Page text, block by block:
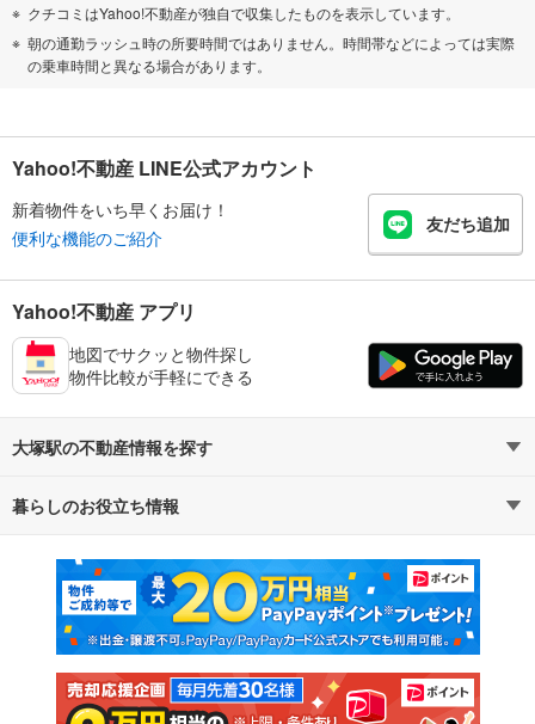
クチコミはYahoo!不動産が独自で収集したものを表示しています。
朝の通勤ラッシュ時の所要時間ではありません。時間帯などによっては実際
の乗車時間と異なる場合があります。
Yahoo!不動産 LINE公式アカウント
新着物件をいち早くお届け！
便利な機能のご紹介
友だち追加
Yahoo!不動産 アプリ
地図でサクッと物件探し
物件比較が手軽にできる
大塚駅の不動産情報を探す
不動産・住宅
新築マンション 中古マンション
新築一戸建て 中古一戸建て
注文住宅 土地
暮らしのお役立ち情報
マンションカタログ 教えて！住まいの先生